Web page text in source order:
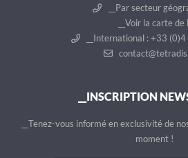
__Par secteur
__Voir la carte
__International : +33
__INSCRIPTION
__Tenez-vous informé en exclusivité de
moment !